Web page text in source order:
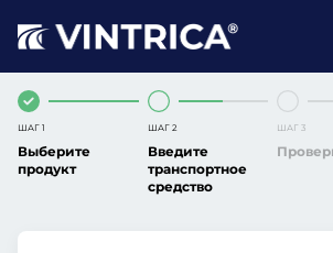
ШАГ 1
Выберите
продукт
ШАГ 2
Введите
транспортное
средство
ШАГ 3